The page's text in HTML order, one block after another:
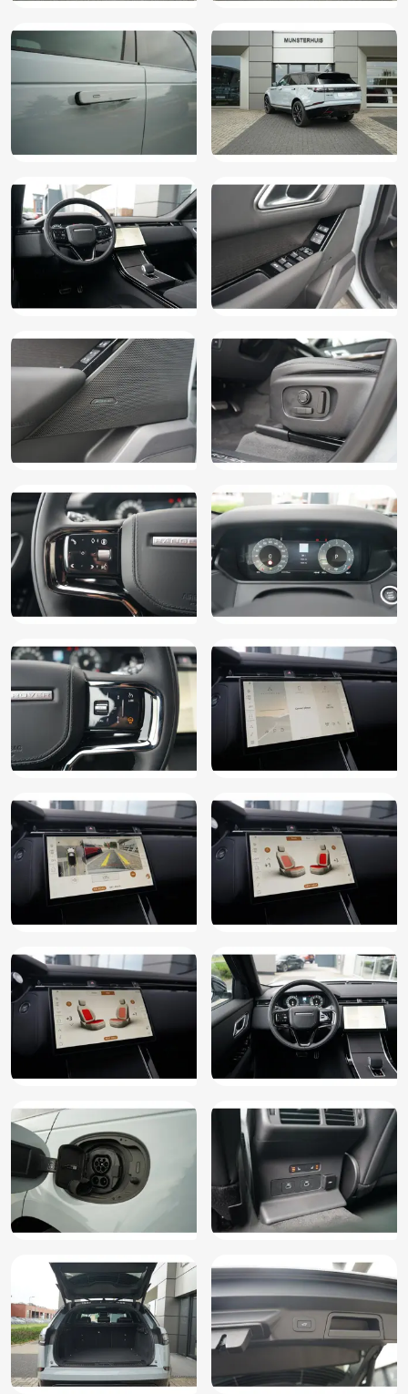
Keyless entry
Keyless start
Koplampen adaptief
Kunstlederen interieurdelen
Lederen bekleding
LED koplampen
Multimedia-voorbereiding
Multimedia scherm standaard
Navigatiesysteem
Parkeersensor achter
Parkeersensor voor
Regensensor
Rijstrooksensor met correctie
Roll Stability Control
Start/stop systeem
Stuurbekrachtiging snelheidsafhankelijk
Stuurkolom elektrisch verstelbare
Stuur kunstleder
Stuur multifunctioneel
Stuur verstelbaar
Uitparkeer waarschuwing
Verkeersbord detectie
Vermoeidheids herkenning
Volledig digitaal instrumentenpaneel
Voorstoelen in hoogte verstelbaar
WiFi